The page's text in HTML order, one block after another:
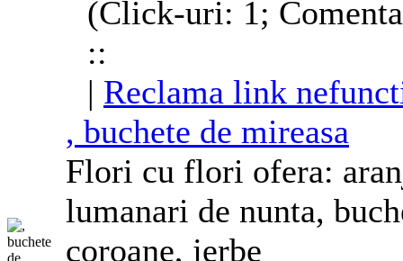
(Click-uri: 1;
::
| Reclama link
, buchete de mireasa
Flori cu flori ofera:
lumanari de nunta,
coroane, jerbe